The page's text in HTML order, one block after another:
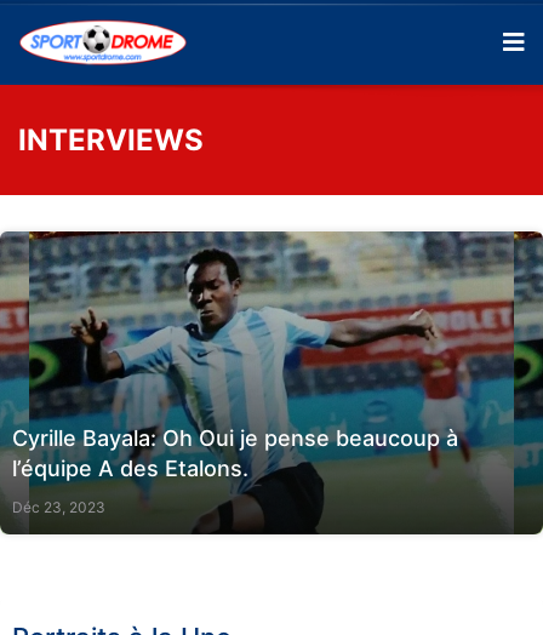
INTERVIEWS
Cyrille Bayala: Oh Oui je pense beaucoup à
l’équipe A des Etalons.
Déc 23, 2023